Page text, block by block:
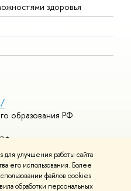
улучшения работы сайта
его использования. Более
файлов cookies
обработки персональных
здоровья
образования РФ